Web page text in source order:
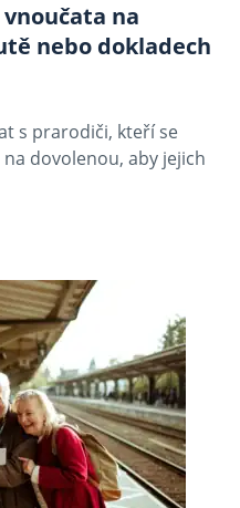
na
nebo dokladech
s prarodiči, kteří se
dovolenou, aby jejich